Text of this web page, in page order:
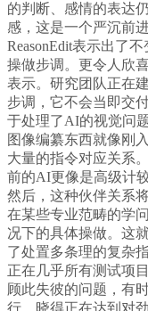
的判断、感情的表达
感，这是一个严沉前
ReasonEdit表示出了
操做步调。更令人欣
表示。研究团队正在
步调，它不会当即交
于处理了AI的视觉问
图像编纂东西就像刚
大量的指令对应关系
前的AI更像是高级计
然后，这种伙伴关系
在某些专业范畴的学
况下的具体操做。这
了处置多条理的复杂
正在几乎所有测试项
顾此失彼的问题，有
行。晓得正在达到对